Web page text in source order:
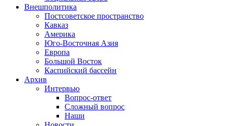
Внешполитика
Постсоветское пространство
Кавказ
Америка
Юго-Восточная Азия
Европа
Большой Восток
Каспийский бассейн
Архив
Интервью
Вопрос-ответ
Сложный вопрос
Наши